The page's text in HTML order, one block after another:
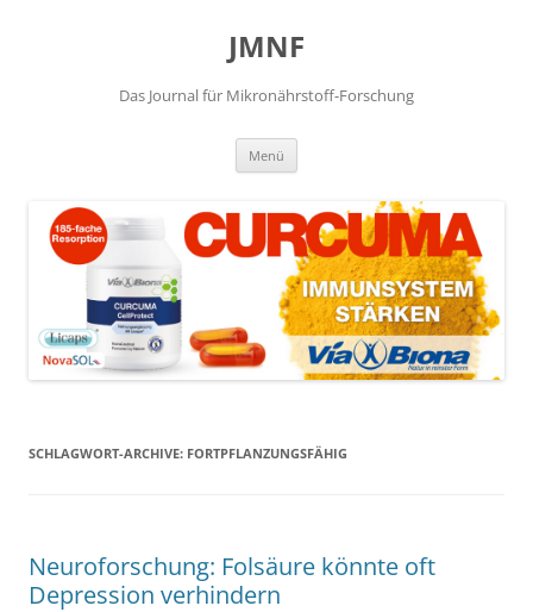
JMNF
Das Journal für Mikronährstoff-Forschung
Menü
SCHLAGWORT-ARCHIVE: FORTPFLANZUNGSFÄHIG
Neuroforschung: Folsäure könnte oft
Depression verhindern